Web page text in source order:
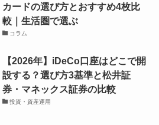
カードの選び方とおすすめ4枚比
較｜生活圏で選ぶ
コラム
【2026年】iDeCo口座はどこで開
設する？選び方3基準と松井証
券・マネックス証券の比較
投資・資産運用